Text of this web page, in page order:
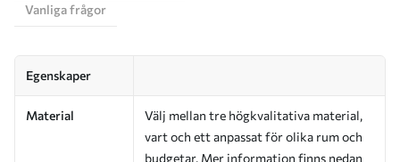
Vanliga frågor
Egenskaper
Material
Välj mellan tre högkvalitativa material,
vart och ett anpassat för olika rum och
budgetar. Mer information finns nedan